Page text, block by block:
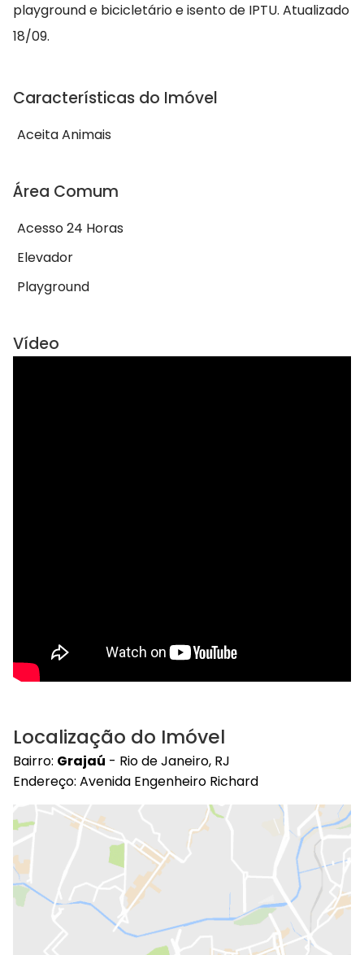
playground e bicicletário e isento de IPTU. Atualizado
18/09.
Características do Imóvel
Aceita Animais
Área Comum
Acesso 24 Horas
Elevador
Playground
Vídeo
Localização do Imóvel
Bairro: Grajaú - Rio de Janeiro, RJ
Endereço: Avenida Engenheiro Richard